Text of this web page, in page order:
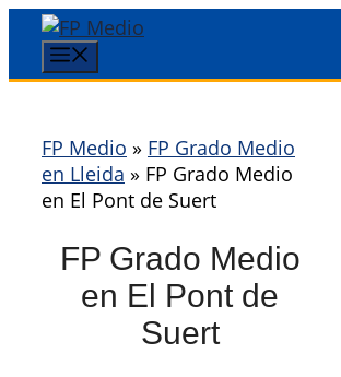
Saltar
contenido
FP Medio » FP Grado Medio
en Lleida » FP Grado Medio
en El Pont de Suert
FP Grado Medio
en El Pont de
Suert